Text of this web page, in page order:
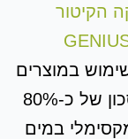
הקיטור
במוצרים
כימיים המסוכנים לגופנו חיסכון של כ-80%
במים